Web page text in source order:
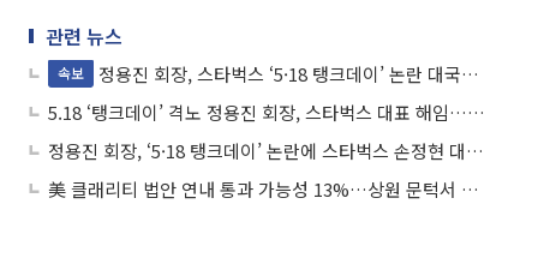
관련 뉴스
속보
정용진 회장, 스타벅스 ‘5·18 탱크데이’ 논란 대국민 사과⋯“책임 통감”
5.18 ‘탱크데이’ 격노 정용진 회장, 스타벅스 대표 해임…“일벌백계 본보기”
정용진 회장, ‘5·18 탱크데이’ 논란에 스타벅스 손정현 대표 경질
美 클래리티 법안 연내 통과 가능성 13%…상원 문턱서 제동